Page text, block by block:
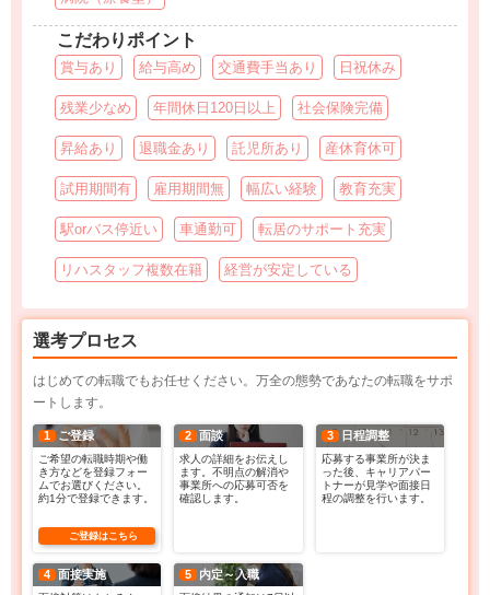
こだわりポイント
賞与あり 給与高め 交通費手当あり 日祝休み
残業少なめ 年間休日120日以上 社会保険完備
昇給あり 退職金あり 託児所あり 産休育休可
試用期間有 雇用期間無 幅広い経験 教育充実
駅orバス停近い 車通勤可 転居のサポート充実
リハスタッフ複数在籍 経営が安定している
選考プロセス
はじめての転職でもお任せください。万全の態勢であなたの転職をサポ
ートします。
1 ご登録
ご希望の転職時期や働
き方などを登録フォー
ムでお選びください。
約1分で登録できます。
ご登録はこちら
2 面談
求人の詳細をお伝えし
ます。不明点の解消や
事業所への応募可否を
確認します。
3 日程調整
応募する事業所が決ま
った後、キャリアパー
トナーが見学や面接日
程の調整を行います。
4 面接実施 5 内定～入職